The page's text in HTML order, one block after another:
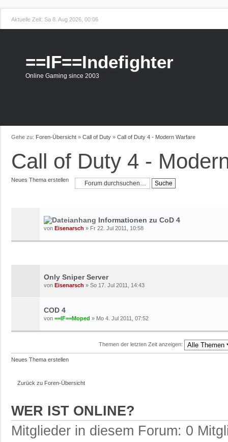
Aktuelle Zeit: Sa 8. Aug 2026, 00:06
==IF==Indefighter
Online Gaming since 2003
Gehe zu: Foren-Übersicht » Call of Duty » Call of Duty 4 - Modern Warfare
Call of Duty 4 -
Neues Thema erstellen
Informationen zu CoD 4
von Eisenarsch » Fr 22. Jul 2011, 10:58
Only Sniper Server
von Eisenarsch » So 17. Jul 2011, 14:43
COD 4
von ==IF==Moped » Mo 4. Jul 2011, 07:52
Themen der letzten Zeit anzeigen:
Neues Thema erstellen
Zurück zu Foren-Übersicht
WER IST ONLINE?
Mitglieder in diesem Forum: 0